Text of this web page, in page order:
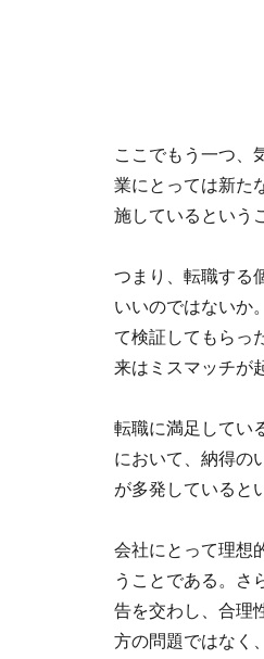
ここでもう一つ、
業にとっては新た
施しているという
つまり、転職する
いいのではないか
て検証してもらっ
来はミスマッチが
転職に満足してい
において、納得の
が多発していると
会社にとって理想
うことである。さ
告を交わし、合理
方の問題ではなく